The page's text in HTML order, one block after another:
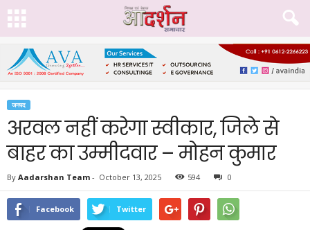
जनपद
अरवल नहीं करेगा स्वीकार, जिले से
बाहर का उम्मीदवार – मोहन कुमार
By Aadarshan Team - October 13, 2025 594 0
Facebook Twitter